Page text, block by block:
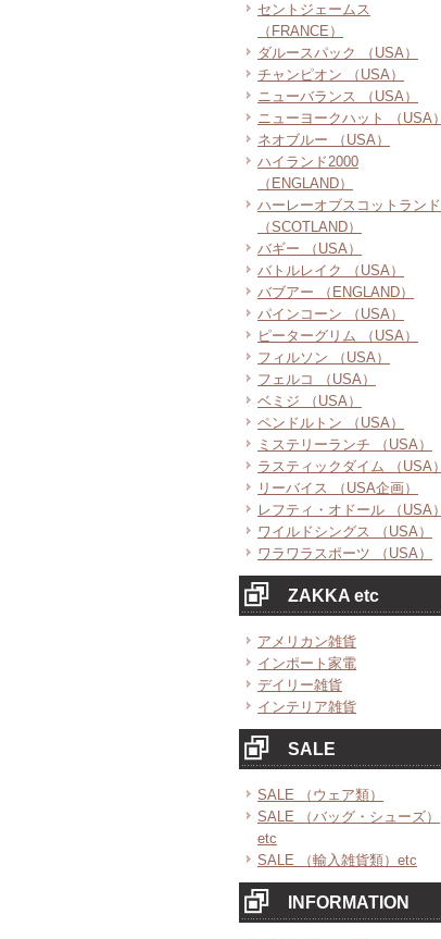
セントジェームス
（FRANCE）
ダルースパック （USA）
チャンピオン （USA）
ニューバランス （USA）
ニューヨークハット （USA）
ネオブルー （USA）
ハイランド2000
（ENGLAND）
ハーレーオブスコットランド
（SCOTLAND）
バギー （USA）
バトルレイク （USA）
バブアー （ENGLAND）
パインコーン （USA）
ピーターグリム （USA）
フィルソン （USA）
フェルコ （USA）
ベミジ （USA）
ペンドルトン （USA）
ミステリーランチ （USA）
ラスティックダイム （USA）
リーバイス （USA企画）
レフティ・オドール （USA）
ワイルドシングス （USA）
ワラワラスポーツ （USA）
ZAKKA etc
アメリカン雑貨
インポート家電
デイリー雑貨
インテリア雑貨
SALE
SALE （ウェア類）
SALE （バッグ・シューズ）
etc
SALE （輸入雑貨類）etc
INFORMATION